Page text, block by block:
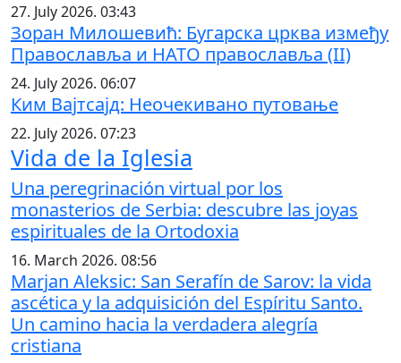
27. July 2026. 03:43
Зоран Милошевић: Бугарска црква између
Православља и НАТО православља (II)
24. July 2026. 06:07
Ким Вајтсајд: Неочекивано путовање
22. July 2026. 07:23
Vida de la Iglesia
Una peregrinación virtual por los
monasterios de Serbia: descubre las joyas
espirituales de la Ortodoxia
16. March 2026. 08:56
Marjan Aleksic: San Serafín de Sarov: la vida
ascética y la adquisición del Espíritu Santo.
Un camino hacia la verdadera alegría
cristiana